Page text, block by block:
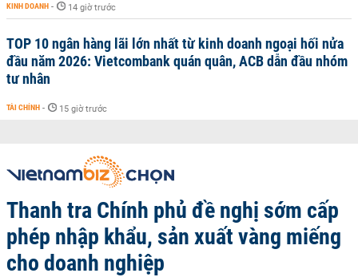
KINH DOANH - 14 giờ trước
TOP 10 ngân hàng lãi lớn nhất từ kinh doanh ngoại hối nửa
đầu năm 2026: Vietcombank quán quân, ACB dẫn đầu nhóm
tư nhân
TÀI CHÍNH - 15 giờ trước
Thanh tra Chính phủ đề nghị sớm cấp
phép nhập khẩu, sản xuất vàng miếng
cho doanh nghiệp